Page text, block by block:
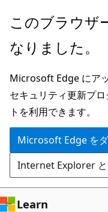
メ
ン
ン
テ
ン
ツ
に
ス
キ
ッ
このブラウザ
なりました。
Microsoft Edge にア
セキュリティ更新プ
トを利用できます。
Microsoft Edge を
Internet Explorer
Learn